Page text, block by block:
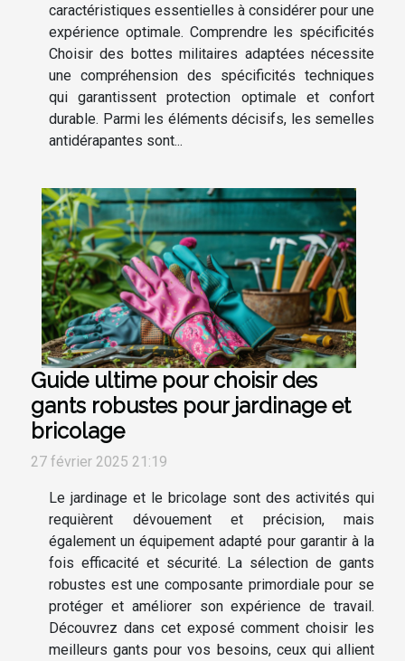
caractéristiques essentielles à considérer pour une
expérience optimale. Comprendre les spécificités
Choisir des bottes militaires adaptées nécessite
une compréhension des spécificités techniques
qui garantissent protection optimale et confort
durable. Parmi les éléments décisifs, les semelles
antidérapantes sont...
Guide ultime pour choisir des
gants robustes pour jardinage et
bricolage
27 février 2025 21:19
Le jardinage et le bricolage sont des activités qui
requièrent dévouement et précision, mais
également un équipement adapté pour garantir à la
fois efficacité et sécurité. La sélection de gants
robustes est une composante primordiale pour se
protéger et améliorer son expérience de travail.
Découvrez dans cet exposé comment choisir les
meilleurs gants pour vos besoins, ceux qui allient